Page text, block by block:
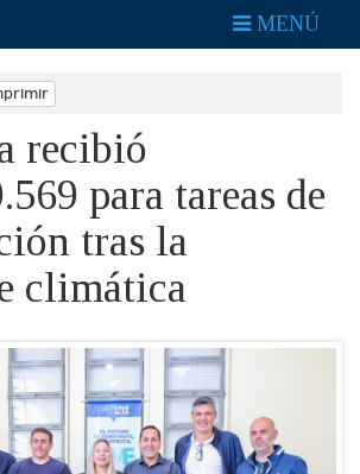
MENÚ
recibió
para tareas de
tras la
climática